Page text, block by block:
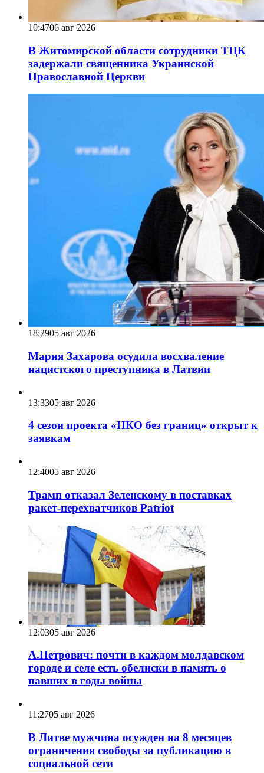
10:4706 авг 2026
В Житомирской области сотрудники ТЦК
задержали священника Украинской
Православной Церкви
18:2905 авг 2026
Мария Захарова осудила восхваление
нацистского преступника в Латвии
13:3305 авг 2026
4 сезон проекта «НКО без границ» открыт к
заявкам
12:4005 авг 2026
Трамп отказал Зеленскому в поставках
ракет-перехватчиков Patriot
12:0305 авг 2026
А.Петрович: почти в каждом молдавском
городе и селе есть обелиски в память о
павших в годы войны
11:2705 авг 2026
В Литве мужчина осужден на 8 месяцев
ограничения свободы за публикацию в
социальной сети